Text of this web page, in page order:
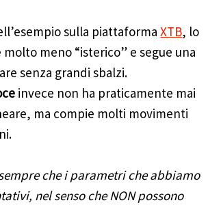
sulla piattaformaXTB, lo
meno “isterico” e segue una
senza grandi sbalzi.
invece non ha praticamente mai
ma compie molti movimenti
che i parametri che abbiamo
nel senso che NON possono